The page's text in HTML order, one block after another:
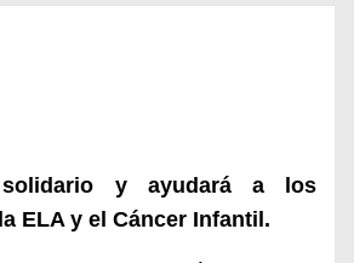
y ayudará a los
ELA y el Cáncer Infantil.